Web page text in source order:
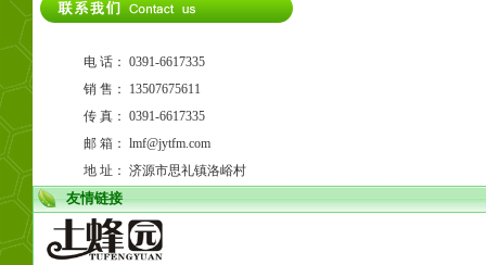
电 话： 0391-6617335
销 售： 13507675611
传 真： 0391-6617335
邮 箱： lmf@jytfm.com
地 址： 济源市思礼镇洛峪村
友情链接